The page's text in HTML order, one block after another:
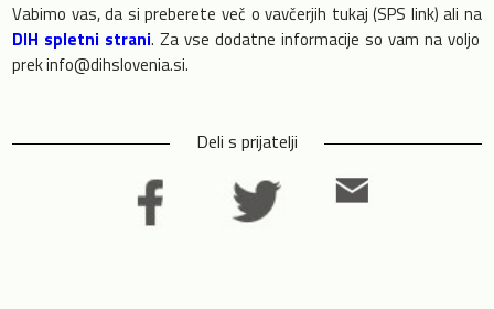
Vabimo vas, da si preberete več o vavčerjih tukaj (SPS link) ali na
DIH spletni strani. Za vse dodatne informacije so vam na voljo
prek info@dihslovenia.si.
Deli s prijatelji